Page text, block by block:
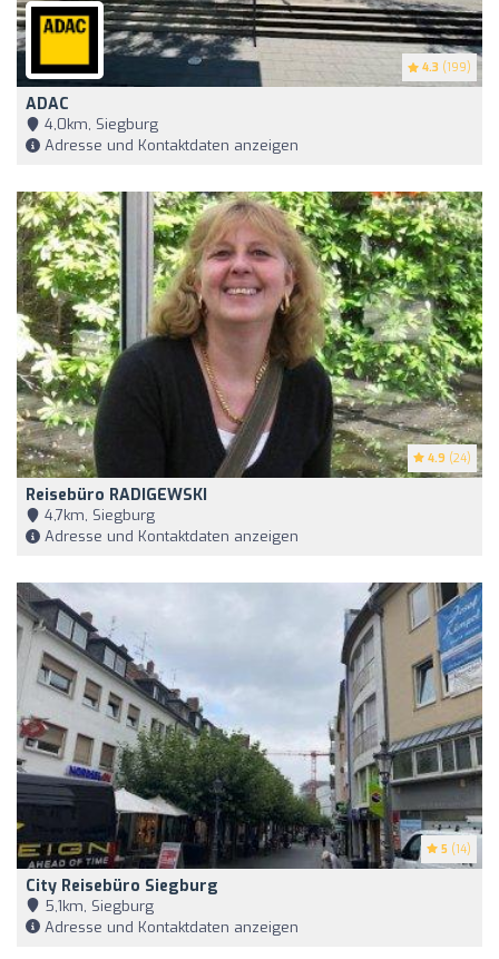
4.3 (199)
ADAC
4,0km, Siegburg
Adresse und Kontaktdaten anzeigen
4.9 (24)
Reisebüro RADIGEWSKI
4,7km, Siegburg
Adresse und Kontaktdaten anzeigen
5 (14)
City Reisebüro Siegburg
5,1km, Siegburg
Adresse und Kontaktdaten anzeigen